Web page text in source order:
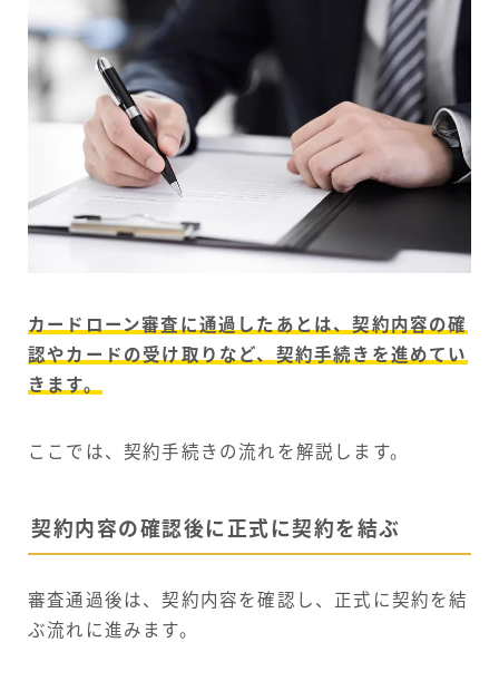
カードローン審査に通過したあとは、契約内容の確
認やカードの受け取りなど、契約手続きを進めてい
きます。
ここでは、契約手続きの流れを解説します。
契約内容の確認後に正式に契約を結ぶ
審査通過後は、契約内容を確認し、正式に契約を結
ぶ流れに進みます。